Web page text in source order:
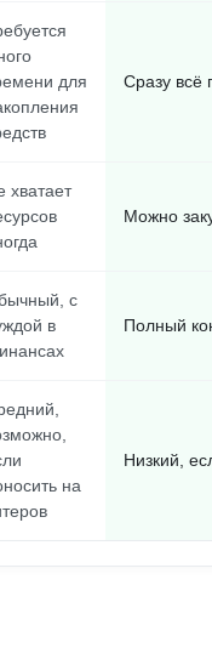
для
Сразу всё
хватает
Можно
с
в
Полный
на
Низкий,